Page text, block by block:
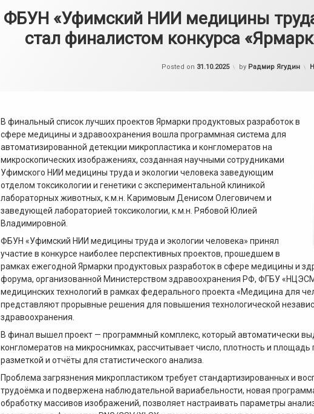
ФБУН «Уфимский НИИ медицины
стал финалистом конкурса
Posted on 31.10.2025
Обновлено на
by Радмир Ягудин
В финальный список лучших проектов Ярмарки продуктовых разработок в
сфере медицины и здравоохранения вошла программная система для
автоматизированной детекции микропластика и конгломератов на
микроскопических изображениях, созданная научными сотрудниками
Уфимского НИИ медицины труда и экологии человека заведующим
отделом токсикологии и генетики с экспериментальной клиникой
лабораторных животных, к.м.н. Каримовым Денисом Олеговичем и
заведующей лабораторией токсикологии, к.м.н. Рябовой Юлией
Владимировной.
ФБУН «Уфимский НИИ медицины труда и экологии человека» принял
участие в конкурсе наиболее перспективных проектов, прошедшем в
рамках ежегодной Ярмарки продуктовых разработок в сфере медицины и
форума, организованной Министерством здравоохранения РФ, ФГБУ
медицинских технологий в рамках федерального проекта «Медицина для
представляют прорывные решения для повышения технологической
здравоохранения.
В финал вышел проект — программный комплекс, который автоматически
конгломератов на микроснимках, рассчитывает число, плотность и
разметкой и отчёты для статистического анализа.
Проблема загрязнения микропластиком требует стандартизированных и
трудоёмка и подвержена наблюдательной вариабельности, новая
обработку массивов изображений, позволяет настраивать параметры